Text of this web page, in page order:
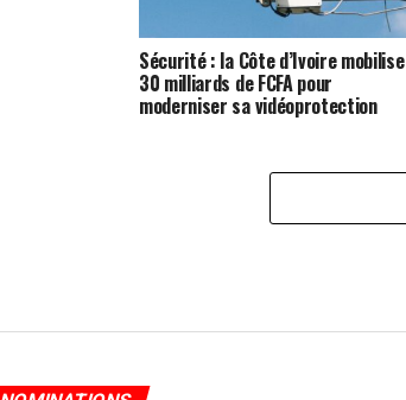
Sécurité : la Côte d’Ivoire mobilise
30 milliards de FCFA pour
moderniser sa vidéoprotection